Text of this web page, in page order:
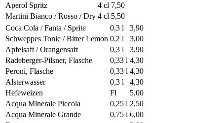
Aperol Spritz
4 cl 7,50
Martini Bianco / Rosso / Dry 4 cl 5,50
Coca Cola / Fanta / Sprite
0,3 l
3,90
Schweppes Tonic / Bitter Lemon 0,2 l
3,00
Apfelsaft / Orangensaft
0,3 l
3,90
Radeberger-Pilsner, Flasche
0,33 l 4,30
Peroni, Flasche
0,33 l 4,30
Alsterwasser
0,3 l
4,30
Hefeweizen
Fl
5,00
Acqua Minerale Piccola
0,25 l 2,50
Acqua Minerale Grande
0,75 l 6,00